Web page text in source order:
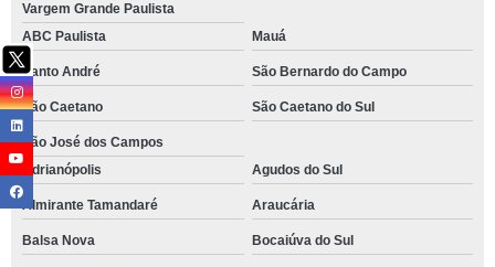
Vargem Grande Paulista
ABC Paulista
Mauá
Santo André São Bernardo do Campo
São Caetano São Caetano do Sul
São José dos Campos
Adrianópolis
Agudos do Sul
Almirante Tamandaré Araucária
Balsa Nova Bocaiúva do Sul